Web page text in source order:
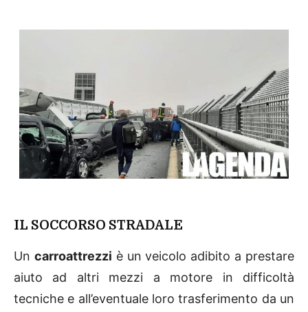
IL SOCCORSO STRADALE
Un carroattrezzi è un veicolo adibito a prestare
aiuto ad altri mezzi a motore in difficoltà
tecniche e all’eventuale loro trasferimento da un